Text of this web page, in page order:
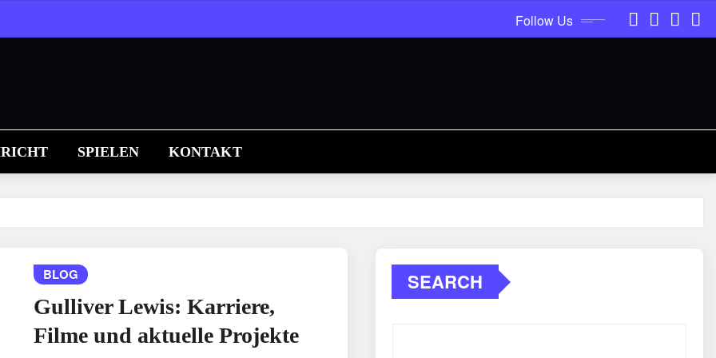
Follow Us
SPIELEN KONTAKT
BLOG
Gulliver Lewis: Karriere,
Filme und aktuelle Projekte
SEARCH